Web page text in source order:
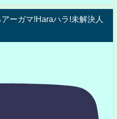
ーガマ!Haraハラ!未解決人